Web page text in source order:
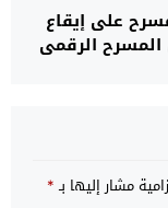
على إيقاع
الرقمي
مشار إليها بـ*